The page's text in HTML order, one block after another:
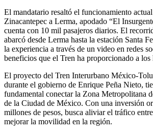
El mandatario resaltó el funcionamiento
Zinacantepec a Lerma, apodado “El
cuenta con 10 mil pasajeros diarios. El
abarcó desde Lerma hasta la estación Santa
la experiencia a través de un video en redes
beneficios que el Tren ha proporcionado a los
El proyecto del Tren Interurbano México-
durante el gobierno de Enrique Peña Nieto,
fundamental conectar la Zona Metropolitana
de la Ciudad de México. Con una inversión
millones de pesos, busca aliviar el tráfico
mejorar la movilidad en la región.